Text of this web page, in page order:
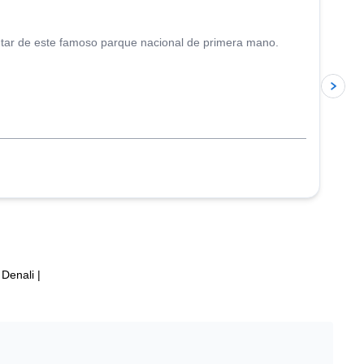
de este famoso parque nacional de primera mano.
|